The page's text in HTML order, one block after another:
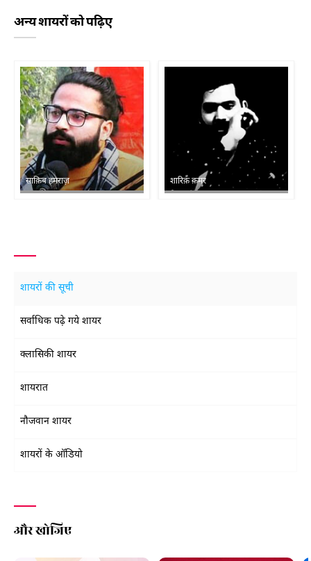
अन्य शायरों को पढ़िए
साक़िब हमराज़ शारिक़ क़मर
शायरों की सूची
सर्वाधिक पढ़े गये शायर
क्लासिकी शायर
शायरात
नौजवान शायर
शायरों के ऑडियो
और खोजिए